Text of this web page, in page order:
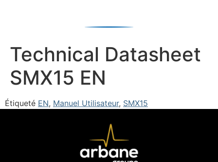
Technical Datasheet
SMX15 EN
Étiqueté EN, Manuel Utilisateur, SMX15